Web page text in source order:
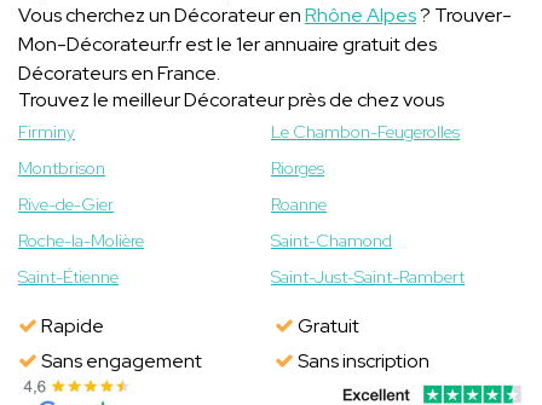
Vous cherchez un Décorateur enRhône Alpes? Trouver-
Mon-Décorateur.fr est le 1er annuaire gratuit des
Décorateurs en France.
Trouvez le meilleur Décorateur près de chez vous
Firminy
Le Chambon-Feugerolles
Montbrison
Riorges
Rive-de-Gier
Roanne
Roche-la-Molière
Saint-Chamond
Saint-Étienne
Saint-Just-Saint-Rambert
Rapide
Gratuit
Sans engagement
Sans inscription